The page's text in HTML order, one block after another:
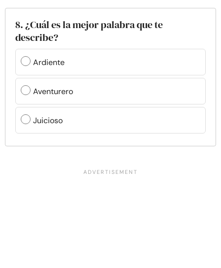
8. ¿Cuál es la mejor palabra que te
describe?
Ardiente
Aventurero
Juicioso